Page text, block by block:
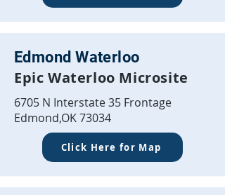
Edmond Waterloo
Epic Waterloo Microsite
6705 N Interstate 35 Frontage
Edmond,OK 73034
Click Here for Map